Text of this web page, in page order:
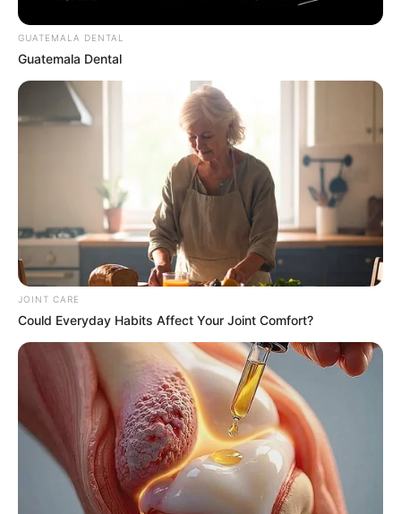
Why this ordinary drink is the secret to feeling your
best every day
CTA LOVE
GUATEMALA DENTAL
Guatemala Dental
JOINT CARE
Could Everyday Habits Affect Your Joint Comfort?